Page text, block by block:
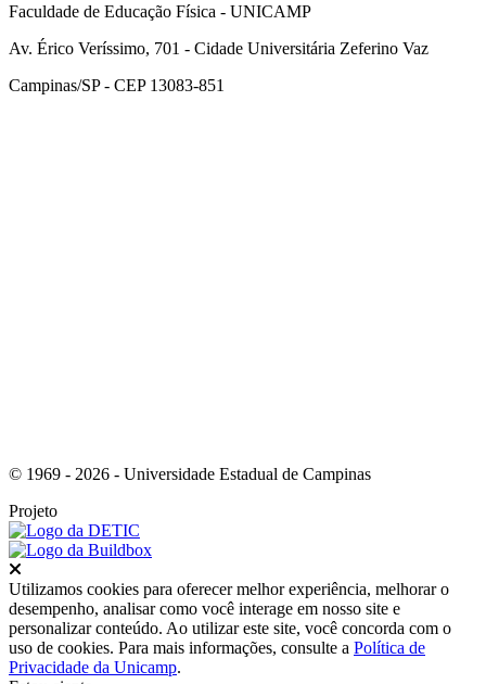
Faculdade de Educação Física - UNICAMP
Av. Érico Veríssimo, 701 - Cidade Universitária Zeferino Vaz
Campinas/SP - CEP 13083-851
© 1969 - 2026 - Universidade Estadual de Campinas
Projeto
Utilizamos cookies para oferecer melhor experiência, melhorar o
desempenho, analisar como você interage em nosso site e
personalizar conteúdo. Ao utilizar este site, você concorda com o
uso de cookies. Para mais informações, consulte a Política de
Privacidade da Unicamp.